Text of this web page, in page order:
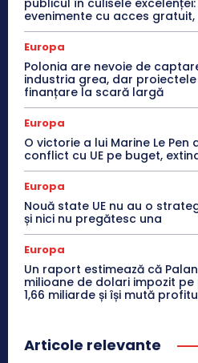
evenimente cu acces gratuit,
Europa
Polonia are nevoie de
industria grea, dar
finanțare la scară largă
Europa
O victorie a lui Marine Le
conflict cu UE pe buget,
Europa
Nouă state UE nu au o
și nici nu pregătesc una
Europa
Un raport estimează că
milioane de dolari impozit
1,66 miliarde și își mută
Articole relevante